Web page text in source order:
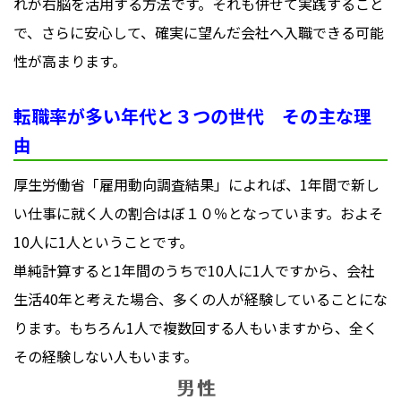
で、さらに安心して、確実に望んだ会社へ入職できる可能
性が高まります。
転職率が多い年代と３つの世代 その主な理
由
厚生労働省「雇用動向調査結果」によれば、1年間で新し
い仕事に就く人の割合はぼ１０％となっています。およそ
10人に1人ということです。
単純計算すると1年間のうちで10人に1人ですから、会社
生活40年と考えた場合、多くの人が経験していることにな
ります。もちろん1人で複数回する人もいますから、全く
その経験しない人もいます。